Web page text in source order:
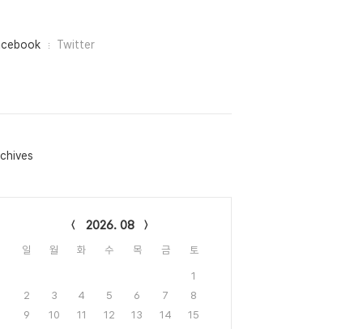
Twitter
2026. 08
일 월 화 수 목 금 토
1
2
3 4 5 6 7
8
9
10 11 12 13 14
15